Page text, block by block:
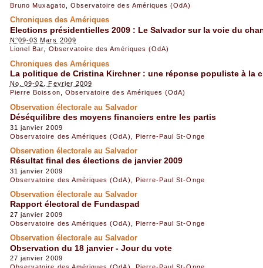
Bruno Muxagato
Observatoire des Amériques (OdA)
Chroniques des Amériques
Elections présidentielles 2009 : Le Salvador sur la voie du
N°09-03 Mars 2009
Lionel Bar
Observatoire des Amériques (OdA)
Chroniques des Amériques
La politique de Cristina Kirchner : une réponse populiste à la
No. 09-02. Fevrier 2009
Pierre Boisson
Observatoire des Amériques (OdA)
Observation électorale au Salvador
Déséquilibre des moyens financiers entre les partis
31 janvier 2009
Observatoire des Amériques (OdA)
Pierre-Paul St-Onge
Observation électorale au Salvador
Résultat final des élections de janvier 2009
31 janvier 2009
Observatoire des Amériques (OdA)
Pierre-Paul St-Onge
Observation électorale au Salvador
Rapport électoral de Fundaspad
27 janvier 2009
Observatoire des Amériques (OdA)
Pierre-Paul St-Onge
Observation électorale au Salvador
Observation du 18 janvier - Jour du vote
27 janvier 2009